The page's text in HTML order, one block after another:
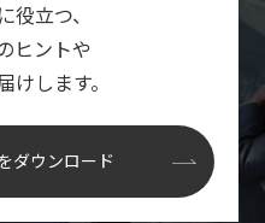
役立つ、
ヒントや
けします。
ダウンロード